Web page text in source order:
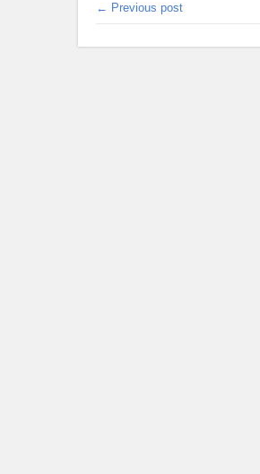
← Previous post